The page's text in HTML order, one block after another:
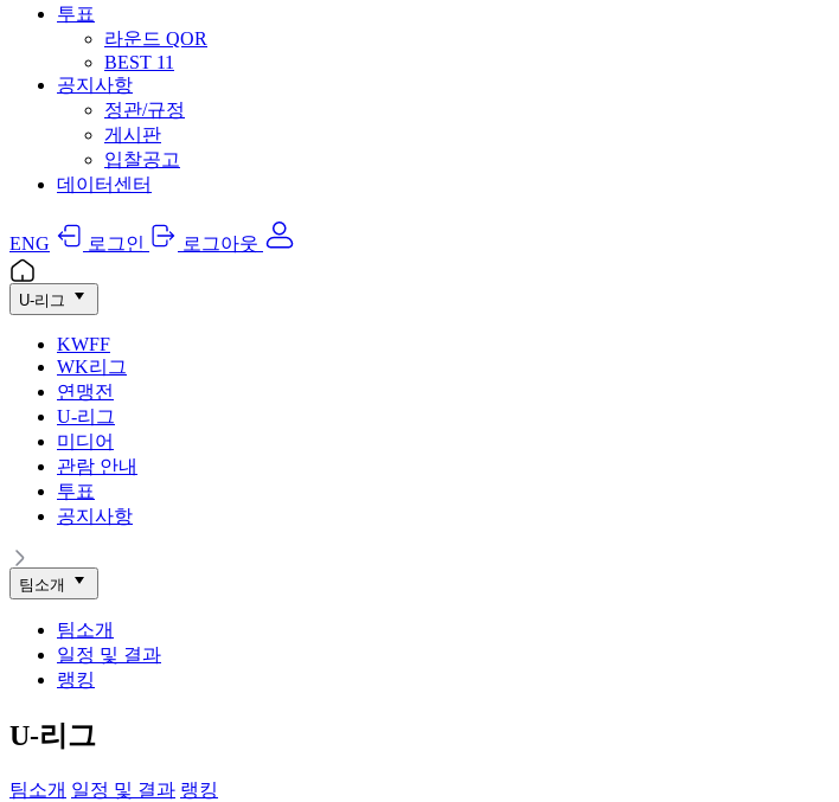
투표
라운드 QOR
BEST 11
공지사항
정관/규정
게시판
입찰공고
데이터센터
ENG 로그인 로그아웃
U-리그
KWFF
WK리그
연맹전
U-리그
미디어
관람 안내
투표
공지사항
팀소개
팀소개
일정 및 결과
랭킹
U-리그
팀소개 일정 및 결과 랭킹